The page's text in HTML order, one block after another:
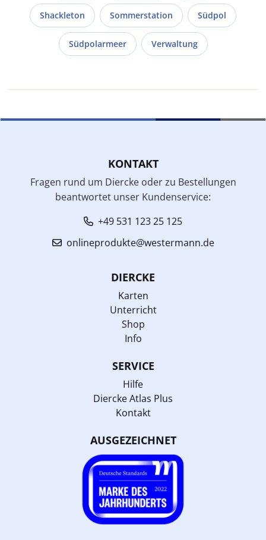
Shackleton Sommerstation Südpol
Südpolarmeer Verwaltung
KONTAKT
Fragen rund um Diercke oder zu Bestellungen
beantwortet unser Kundenservice:
+49 531 123 25 125
onlineprodukte@westermann.de
DIERCKE
Karten
Unterricht
Shop
Info
SERVICE
Hilfe
Diercke Atlas Plus
Kontakt
AUSGEZEICHNET